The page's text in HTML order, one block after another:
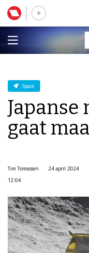
Space
gaat
Tim Tomassen
24 april 2024
12:04